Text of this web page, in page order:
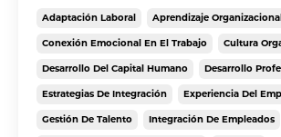
Adaptación Laboral Aprendizaje
Conexión Emocional En El Trabajo Cultura
Desarrollo Del Capital Humano Desarrollo
Estrategias De Integración Experiencia Del
Gestión De Talento Integración De Empleados